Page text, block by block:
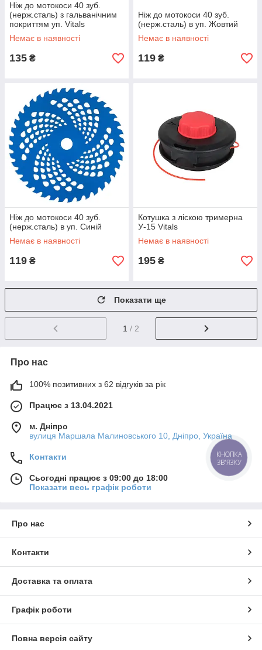
Ніж до мотокоси 40 зуб.
(нерж.сталь) з гальванічним
покриттям уп. Vitals
Червоний
Немає в наявності
135 ₴
Ніж до мотокоси 40 зуб.
(нерж.сталь) в уп. Жовтий
Немає в наявності
119 ₴
Ніж до мотокоси 40 зуб.
(нерж.сталь) в уп. Синій
Немає в наявності
119 ₴
Котушка з ліскою тримерна
У-15 Vitals
Немає в наявності
195 ₴
Показати ще
1 / 2
Про нас
100% позитивних з 62 відгуків за рік
Працює з 13.04.2021
м. Дніпро
вулиця Маршала Малиновського 10, Дніпро, Україна
Контакти
Сьогодні працює з 09:00 до 18:00
Показати весь графік роботи
Про нас
Контакти
Доставка та оплата
Графік роботи
Повна версія сайту
КНОПКА
ЗВ'ЯЗКУ